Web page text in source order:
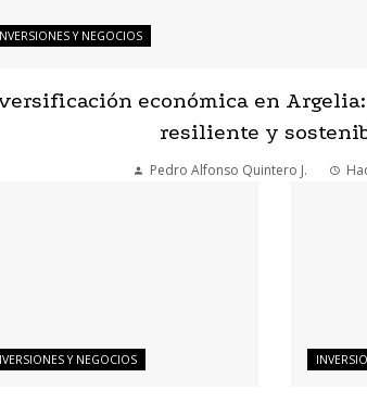
Y NEGOCIOS
económica en
resiliente y
Pedro Alfonso Quintero J.
Y NEGOCIOS